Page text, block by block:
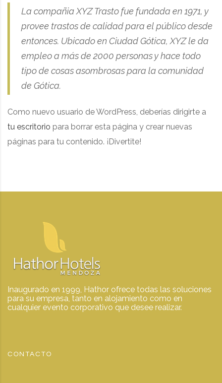
La compañia XYZ Trasto fue fundada en 1971, y
provee trastos de calidad para el público desde
entonces. Ubicado en Ciudad Gótica, XYZ le da
empleo a más de 2000 personas y hace todo
tipo de cosas asombrosas para la comunidad
de Gótica.
Como nuevo usuario de WordPress, deberías dirigirte a
tu escritorio para borrar esta página y crear nuevas
páginas para tu contenido. ¡Divertite!
Inaugurado en 1999, Hathor ofrece todas las soluciones
para su empresa, tanto en alojamiento como en
cualquier evento corporativo que desee realizar.
CONTACTO